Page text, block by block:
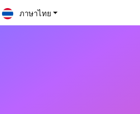
ภาษาไทย